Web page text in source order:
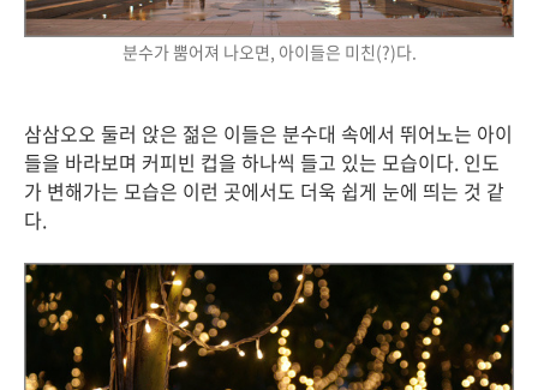
분수가 뿜어져 나오면, 아이들은 미친(?)다.
삼삼오오 둘러 앉은 젊은 이들은 분수대 속에서 뛰어노는 아이
들을 바라보며 커피빈 컵을 하나씩 들고 있는 모습이다. 인도
가 변해가는 모습은 이런 곳에서도 더욱 쉽게 눈에 띄는 것 같
다.